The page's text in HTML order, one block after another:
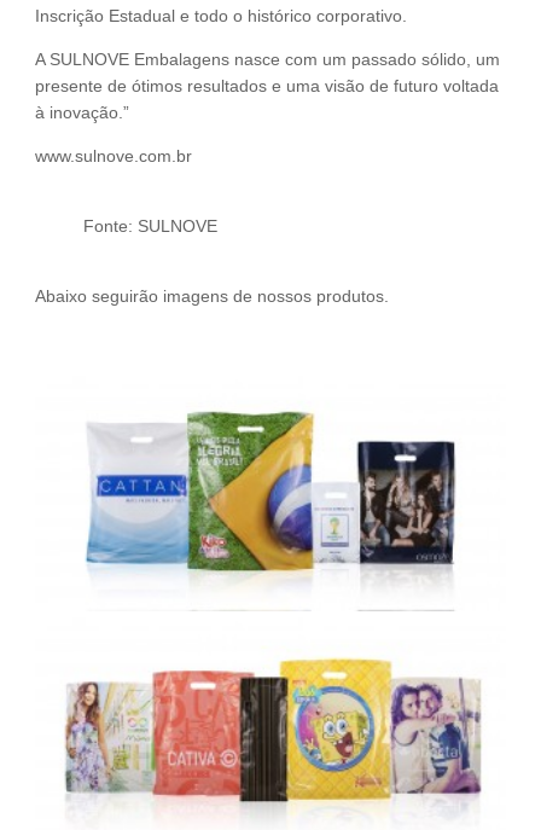
Inscrição Estadual e todo o histórico corporativo.
A SULNOVE Embalagens nasce com um passado sólido, um
presente de ótimos resultados e uma visão de futuro voltada
à inovação.”
www.sulnove.com.br
Fonte: SULNOVE
Abaixo seguirão imagens de nossos produtos.